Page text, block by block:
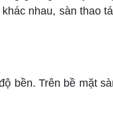
nhau, sàn thao
bền. Trên bề mặt